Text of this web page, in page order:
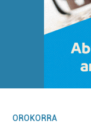
OROKORRA